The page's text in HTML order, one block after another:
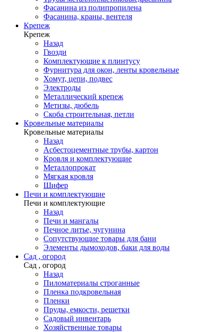
Фасанина из полипропилена
Фасанина, краны, вентеля
Крепеж
Крепеж
Назад
Гвозди
Комплектующие к плинтусу
Фурнитура для окон, ленты кровельные
Хомут, цепи, подвес
Электроды
Металлический крепеж
Метизы, дюбель
Скоба строительная, петли
Кровельные материалы
Кровельные материалы
Назад
Асбестоцементные трубы, картон
Кровля и комплектующие
Металлопрокат
Мягкая кровля
Шифер
Печи и комплектующие
Печи и комплектующие
Назад
Печи и мангалы
Печное литье, чугунина
Сопутствующие товары для бани
Элементы дымоходов, баки для воды
Сад , огород
Сад , огород
Назад
Пиломатериалы строганные
Пленка подкровельная
Пленки
Пруды, емкости, решетки
Садовый инвентарь
Хозяйственные товары